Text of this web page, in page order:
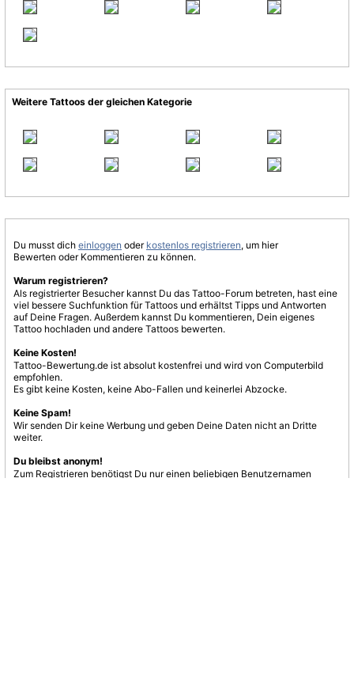
Weitere Tattoos der gleichen Kategorie
Du musst dich einloggen oder kostenlos registrieren, um hier
Bewerten oder Kommentieren zu können.
Warum registrieren?
Als registrierter Besucher kannst Du das Tattoo-Forum betreten, hast eine
viel bessere Suchfunktion für Tattoos und erhältst Tipps und Antworten
auf Deine Fragen. Außerdem kannst Du kommentieren, Dein eigenes
Tattoo hochladen und andere Tattoos bewerten.
Keine Kosten!
Tattoo-Bewertung.de ist absolut kostenfrei und wird von Computerbild
empfohlen.
Es gibt keine Kosten, keine Abo-Fallen und keinerlei Abzocke.
Keine Spam!
Wir senden Dir keine Werbung und geben Deine Daten nicht an Dritte
weiter.
Du bleibst anonym!
Zum Registrieren benötigst Du nur einen beliebigen Benutzernamen